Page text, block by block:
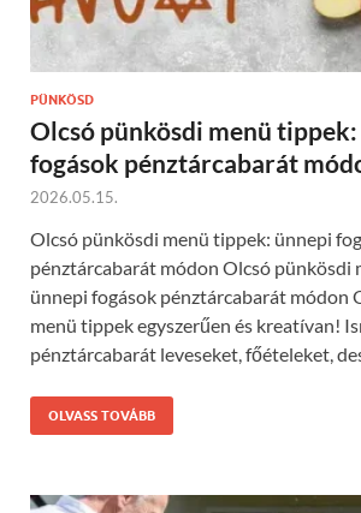
PÜNKÖSD
Olcsó pünkösdi menü
fogások pénztárcabarát
2026.05.15.
Olcsó pünkösdi menü tippek: ünnepi
pénztárcabarát módon Olcsó pünkösdi
ünnepi fogások pénztárcabarát módon
menü tippek egyszerűen és kreatívan!
pénztárcabarát leveseket, főételeket,
OLVASS TOVÁBB